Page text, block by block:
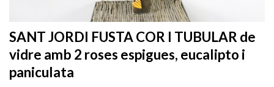
SANT JORDI FUSTA COR I TUBULAR de
vidre amb 2 roses espigues, eucalipto i
paniculata